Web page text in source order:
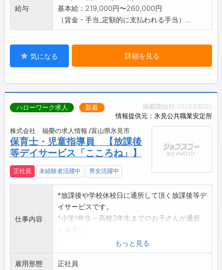
給与
基本給：219,000円〜260,000円
（賃金・手当_定額的に支払われる手当）...
気になる 詳細を見る
掲載開始日:2026/08/05
情報提供元：氷見公共職業安定所
ハローワーク求人 新着
株式会社 福榮の求人情報 /富山県氷見市
保育士・児童指導員 【放課後
等デイサービス「こころね」】
正社員 未経験者活躍中 男女活躍中
仕事内容
*放課後や学校休校日に通所して頂く放課後等デ
イサービスです。
*小学1年生～高校3年生までのお子さんが通所
*お迎えやお見送り、コミュニケーション援助、
日常生活向上の
支援、支援記録の記入や施設内の清掃といっ
もっと見る
雇用形態 正社員